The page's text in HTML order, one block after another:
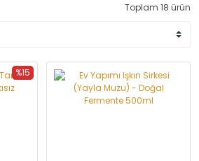
Toplam 18 ürün
%15